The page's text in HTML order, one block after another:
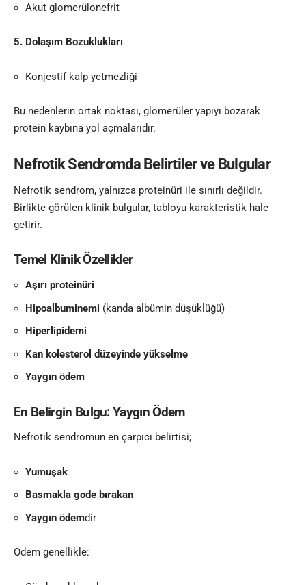
Akut glomerülonefrit
5. Dolaşım Bozuklukları
Konjestif kalp yetmezliği
Bu nedenlerin ortak noktası, glomerüler yapıyı bozarak
protein kaybına yol açmalarıdır.
Nefrotik Sendromda Belirtiler ve Bulgular
Nefrotik sendrom, yalnızca proteinüri ile sınırlı değildir.
Birlikte görülen klinik bulgular, tabloyu karakteristik hale
getirir.
Temel Klinik Özellikler
Aşırı proteinüri
Hipoalbuminemi (kanda albümin düşüklüğü)
Hiperlipidemi
Kan kolesterol düzeyinde yükselme
Yaygın ödem
En Belirgin Bulgu: Yaygın Ödem
Nefrotik sendromun en çarpıcı belirtisi;
Yumuşak
Basmakla gode bırakan
Yaygın ödemdir
Ödem genellikle: